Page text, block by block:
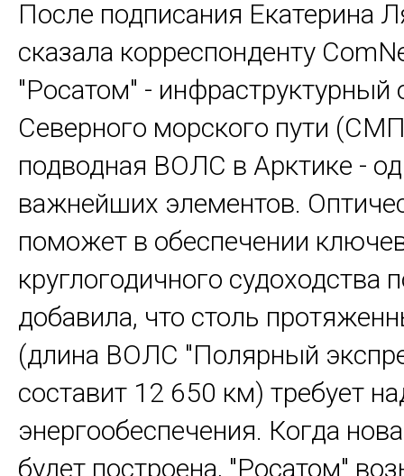
После подписания Екатерина
сказала корреспонденту
"Росатом" - инфраструктурный
Северного морского пути
подводная ВОЛС в Арктике -
важнейших элементов.
поможет в обеспечении
круглогодичного
добавила, что столь
(длина ВОЛС "Полярный
составит 12 650 км) требует
энергообеспечения. Когда
будет построена, "Росатом"